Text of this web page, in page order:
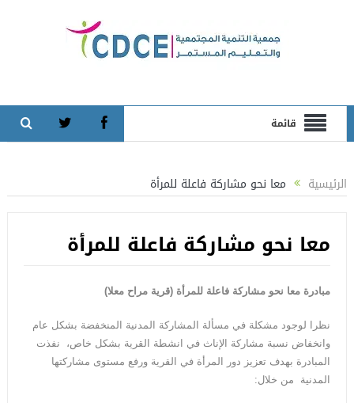
قائمة
الرئيسية معا نحو مشاركة فاعلة للمرأة
معا نحو مشاركة فاعلة للمرأة
مبادرة معا نحو مشاركة فاعلة للمرأة (قرية مراح معلا)
نظرا لوجود مشكلة في مسألة المشاركة المدنية المنخفضة بشكل عام
وانخفاض نسبة مشاركة الإناث في انشطة القرية بشكل خاص، نفذت
المبادرة بهدف تعزيز دور المرأة في القرية ورفع مستوى مشاركتها
المدنية من خلال: